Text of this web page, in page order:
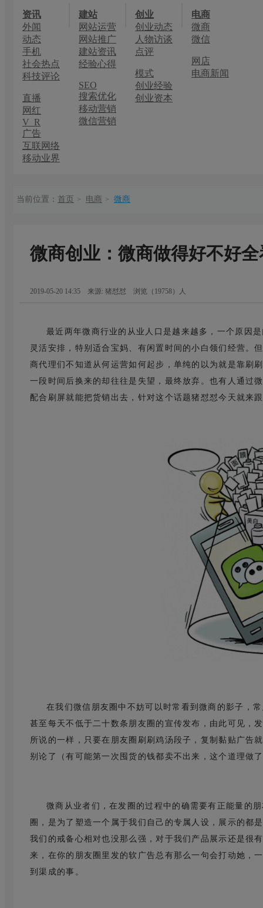
资讯
外闻
动态
手机
社会热点
科技评论
直播
网红
V R
广告
互联网络
移动业界
建站
网站运营
网站推广
建站资讯
经验心得
SEO
搜索优化
移动营销
微信营销
创业
创业动态
人物访谈
点评
模式
创业经验
创业资本
电商
微商
微信
网店
电商新闻
当前位置： 首页 > 电商 > 微商
微商创业：微商做得好不好
2019-05-20 14:35 来源: 猪怼怼 浏览（ 19758）人
最近两年微商行业的从业人口是越来越多，一个原因
灵活安排，特别适合宝妈、有闲置时间的小白领们经营。
商代理们不知道从何运营如何起步，单纯的以为就是靠刷
一段时间后换来的却往往是失望，最终放弃。也有人通过
配合刷屏就能把货销出去，针对这个话题猪怼怼今天就来
在我们微信朋友圈中不妨可以时常看到微商的影子，
甚至每天不低于二十数条朋友圈的宣传发布，由此可见，
所说的一样，只要在朋友圈刷刷鸡汤段子，复制黏贴广告
别论了（有可能第一次囤货的钱都卖不出来，这个道理做
微商从业者们，在发圈的过程中的确需要有正能量的
圈，是为了塑造一个属于我们自己的专属人设，展示的都
我们的戒备心相对也没那么强，对于我们产品展示还是很
来，在你的朋友圈里发的软广告总有那么一句会打动她，
到渠成的事。